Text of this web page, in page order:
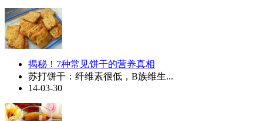
揭秘！7种常见饼干的营养真相
苏打饼干：纤维素很低，B族维生...
14-03-30